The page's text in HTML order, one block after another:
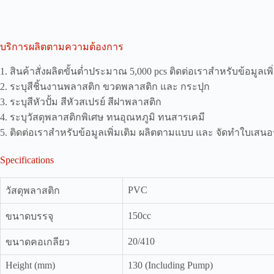
บริการผลิตตามความต้องการ
1. สินค้าสั่งผลิตขั้นต่ำประมาณ 5,000 pcs ติดต่อเราสำหรับข้อมูลเ
2. ระบุสีชิ้นงานพลาสติก ขวดพลาสติก และ กระปุก
3. ระบุสีหัวปั้ม สีหัวสเปรย์ สีฝาพลาสติก
4. ระบุวัสดุพลาสติกพิเศษ ทนอุณหภูมิ ทนสารเคมี
5. ติดต่อเราสำหรับข้อมูลเพิ่มเติม ผลิตตามแบบ และ จัดทำใบเสน
Specifications
วัสดุพลาสติก PVC
ขนาดบรรจุ 150cc
ขนาดคอเกลียว 20/410
Height (mm) 130 (Including Pump)